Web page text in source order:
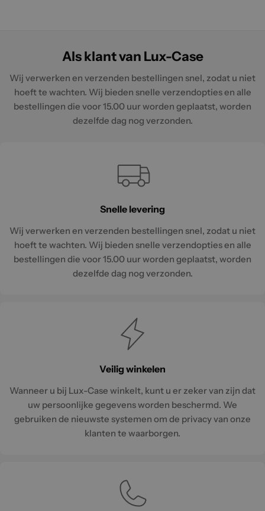
Als klant van Lux-Case
Wij verwerken en verzenden bestellingen snel, zodat u niet
hoeft te wachten. Wij bieden snelle verzendopties en alle
bestellingen die voor 15.00 uur worden geplaatst, worden
dezelfde dag nog verzonden.
Snelle levering
Wij verwerken en verzenden bestellingen snel, zodat u niet
hoeft te wachten. Wij bieden snelle verzendopties en alle
bestellingen die voor 15.00 uur worden geplaatst, worden
dezelfde dag nog verzonden.
Veilig winkelen
Wanneer u bij Lux-Case winkelt, kunt u er zeker van zijn dat
uw persoonlijke gegevens worden beschermd. We
gebruiken de nieuwste systemen om de privacy van onze
klanten te waarborgen.